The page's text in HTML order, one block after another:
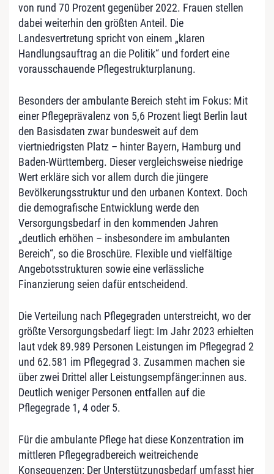
von rund 70 Prozent gegenüber 2022. Frauen stellen
dabei weiterhin den größten Anteil. Die
Landesvertretung spricht von einem „klaren
Handlungsauftrag an die Politik“ und fordert eine
vorausschauende Pflegestrukturplanung.
Besonders der ambulante Bereich steht im Fokus: Mit
einer Pflegeprävalenz von 5,6 Prozent liegt Berlin laut
den Basisdaten zwar bundesweit auf dem
viertniedrigsten Platz – hinter Bayern, Hamburg und
Baden-Württemberg. Dieser vergleichsweise niedrige
Wert erkläre sich vor allem durch die jüngere
Bevölkerungsstruktur und den urbanen Kontext. Doch
die demografische Entwicklung werde den
Versorgungsbedarf in den kommenden Jahren
„deutlich erhöhen – insbesondere im ambulanten
Bereich“, so die Broschüre. Flexible und vielfältige
Angebotsstrukturen sowie eine verlässliche
Finanzierung seien dafür entscheidend.
Die Verteilung nach Pflegegraden unterstreicht, wo der
größte Versorgungsbedarf liegt: Im Jahr 2023 erhielten
laut vdek 89.989 Personen Leistungen im Pflegegrad 2
und 62.581 im Pflegegrad 3. Zusammen machen sie
über zwei Drittel aller Leistungsempfänger:innen aus.
Deutlich weniger Personen entfallen auf die
Pflegegrade 1, 4 oder 5.
Für die ambulante Pflege hat diese Konzentration im
mittleren Pflegegradbereich weitreichende
Konsequenzen: Der Unterstützungsbedarf umfasst hier